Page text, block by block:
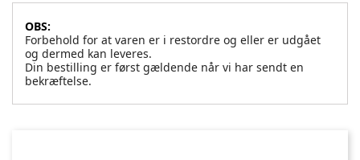
OBS:
Forbehold for at varen er i restordre og eller er udgået
og dermed kan leveres.
Din bestilling er først gældende når vi har sendt en
bekræftelse.